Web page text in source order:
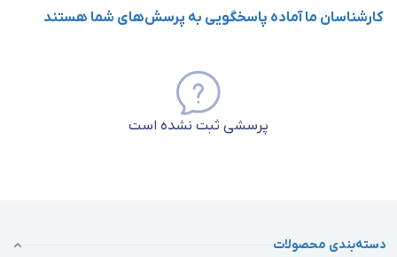
کارشناسان ما آماده پاسخگویی به پرسش‌های شما هستند
پرسشی ثبت نشده است
دسته‌بندی محصولات